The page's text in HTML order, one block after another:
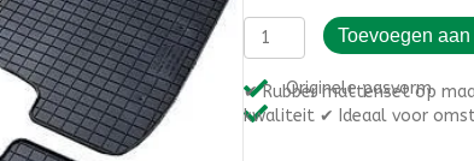
Set
rubber
automatten
op
maat
Toevoegen
Originele pasvorm
✔ Rubber mattenset op
kwaliteit ✔ Ideaal voor